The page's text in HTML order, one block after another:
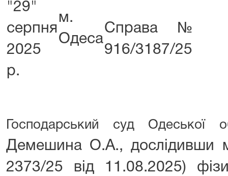
"29"
серпня
2025
р.
м.
Одеса
Справа №
916/3187/25
Господарський суд Одеської
Демешина О.А., дослідивши
2373/25 від 11.08.2025)